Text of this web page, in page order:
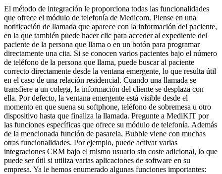
El método de integración le proporciona todas las funcionalidades
que ofrece el módulo de telefonía de Medicom. Piense en una
notificación de llamada que aparece con la información del paciente,
en la que también puede hacer clic para acceder al expediente del
paciente de la persona que llama o en un botón para programar
directamente una cita. Si se conocen varios pacientes bajo el número
de teléfono de la persona que llama, puede buscar al paciente
correcto directamente desde la ventana emergente, lo que resulta útil
en el caso de una relación residencial. Cuando una llamada se
transfiere a un colega, la información del cliente se desplaza con
ella. Por defecto, la ventana emergente está visible desde el
momento en que suena su softphone, teléfono de sobremesa u otro
dispositivo hasta que finaliza la llamada. Pregunte a MediKIT por
las funciones específicas que ofrece su módulo de telefonía. Además
de la mencionada función de pasarela, Bubble viene con muchas
otras funcionalidades. Por ejemplo, puede activar varias
integraciones CRM bajo el mismo usuario sin coste adicional, lo que
puede ser útil si utiliza varias aplicaciones de software en su
empresa. Ya le hemos enumerado algunas funciones importantes: